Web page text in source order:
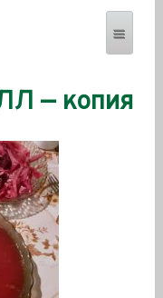
— копия